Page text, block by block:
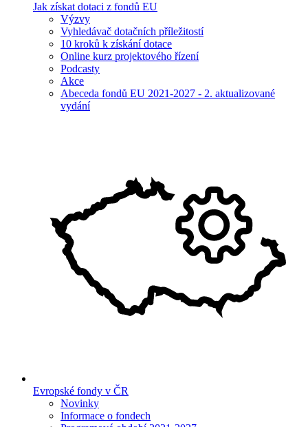
Jak získat dotaci z fondů EU
Výzvy
Vyhledávač dotačních příležitostí
10 kroků k získání dotace
Online kurz projektového řízení
Podcasty
Akce
Abeceda fondů EU 2021-2027 - 2. aktualizované
vydání
Evropské fondy v ČR
Novinky
Informace o fondech